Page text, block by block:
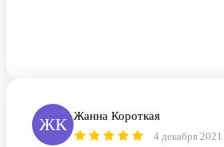
ЖК Жанна Короткая
4 декабря 2021